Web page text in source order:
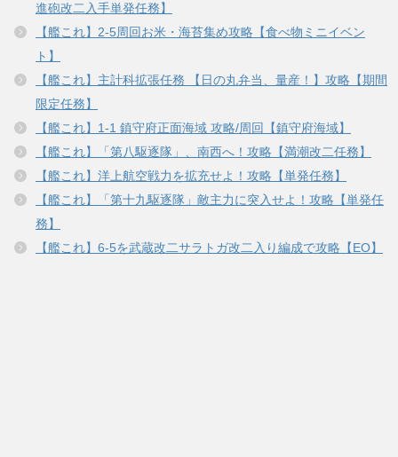
進砲改二入手単発任務】
【艦これ】2-5周回お米・海苔集め攻略【食べ物ミニイベン
ト】
【艦これ】主計科拡張任務 【日の丸弁当、量産！】攻略【期間
限定任務】
【艦これ】1-1 鎮守府正面海域 攻略/周回【鎮守府海域】
【艦これ】「第八駆逐隊」、南西へ！攻略【満潮改二任務】
【艦これ】洋上航空戦力を拡充せよ！攻略【単発任務】
【艦これ】「第十九駆逐隊」敵主力に突入せよ！攻略【単発任
務】
【艦これ】6-5を武蔵改二サラトガ改二入り編成で攻略【EO】